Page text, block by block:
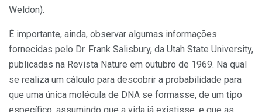
Weldon).
É importante, ainda, observar algumas informações
fornecidas pelo Dr. Frank Salisbury, da Utah State University,
publicadas na Revista Nature em outubro de 1969. Na qual
se realiza um cálculo para descobrir a probabilidade para
que uma única molécula de DNA se formasse, de um tipo
específico, assumindo que a vida já existisse, e que as